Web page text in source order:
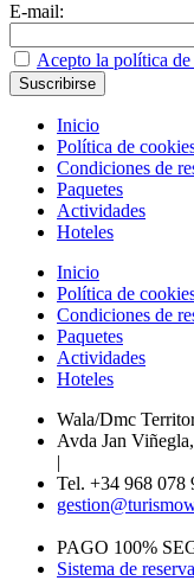
E-mail:
Acepto la política
Inicio
Política de
Condiciones de
Paquetes
Actividades
Hoteles
Inicio
Política de
Condiciones de
Paquetes
Actividades
Hoteles
Wala/Dmc
Avda Jan
|
Tel. +34 968 078
PAGO 100%
Sistema de